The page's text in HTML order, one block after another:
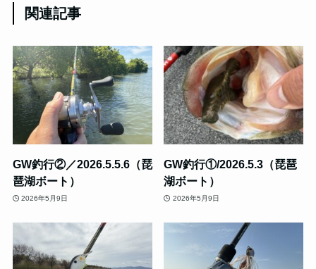
関連記事
GW釣行②／2026.5.5.6（琵
琶湖ボート）
2026年5月9日
GW釣行①/2026.5.3（琵琶
湖ボート）
2026年5月9日